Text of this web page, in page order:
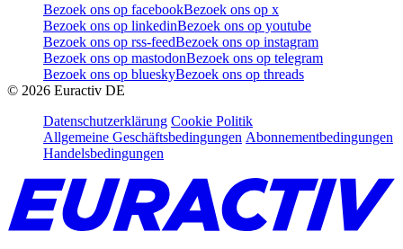
Bezoek ons op facebookBezoek ons op x
Bezoek ons op linkedinBezoek ons op youtube
Bezoek ons op rss-feedBezoek ons op instagram
Bezoek ons op mastodonBezoek ons op telegram
Bezoek ons op blueskyBezoek ons op threads
© 2026 Euractiv DE
Datenschutzerklärung Cookie Politik
Allgemeine Geschäftsbedingungen Abonnementbedingungen
Handelsbedingungen